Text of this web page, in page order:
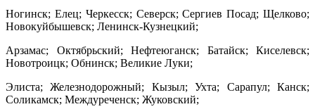
Ногинск; Елец; Черкесск; Северск; Сергиев Посад; Щелково;
Новокуйбышевск; Ленинск-Кузнецкий;
Арзамас; Октябрьский; Нефтеюганск; Батайск; Киселевск;
Новотроицк; Обнинск; Великие Луки;
Элиста; Железнодорожный; Кызыл; Ухта; Сарапул; Канск;
Соликамск; Междуреченск; Жуковский;